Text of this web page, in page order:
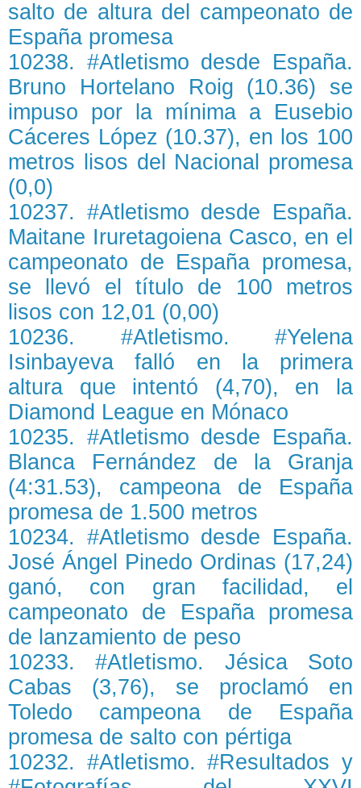
salto de altura del campeonato de
España promesa
10238. #Atletismo desde España.
Bruno Hortelano Roig (10.36) se
impuso por la mínima a Eusebio
Cáceres López (10.37), en los 100
metros lisos del Nacional promesa
(0,0)
10237. #Atletismo desde España.
Maitane Iruretagoiena Casco, en el
campeonato de España promesa,
se llevó el título de 100 metros
lisos con 12,01 (0,00)
10236. #Atletismo. #Yelena
Isinbayeva falló en la primera
altura que intentó (4,70), en la
Diamond League en Mónaco
10235. #Atletismo desde España.
Blanca Fernández de la Granja
(4:31.53), campeona de España
promesa de 1.500 metros
10234. #Atletismo desde España.
José Ángel Pinedo Ordinas (17,24)
ganó, con gran facilidad, el
campeonato de España promesa
de lanzamiento de peso
10233. #Atletismo. Jésica Soto
Cabas (3,76), se proclamó en
Toledo campeona de España
promesa de salto con pértiga
10232. #Atletismo. #Resultados y